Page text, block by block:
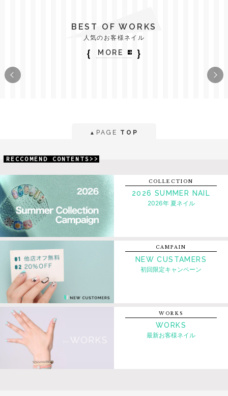
BEST OF WORKS
人気のお客様ネイル
｛ MORE ｝
▲ PAGE TOP
RECCOMEND CONTENTS>>
COLLECTION
2026 SUMMER NAIL
2026年 夏ネイル
CAMPAIN
NEW CUSTAMERS
初回限定キャンペーン
WORKS
WORKS
最新お客様ネイル